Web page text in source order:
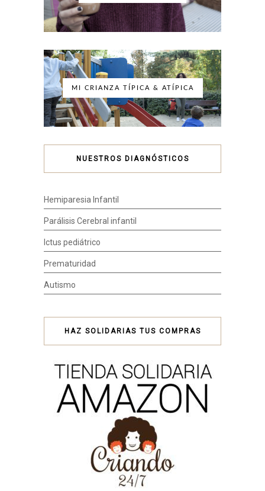
MI CRIANZA TÍPICA & ATÍPICA
NUESTROS DIAGNÓSTICOS
Hemiparesia Infantil
Parálisis Cerebral infantil
Ictus pediátrico
Prematuridad
Autismo
HAZ SOLIDARIAS TUS COMPRAS